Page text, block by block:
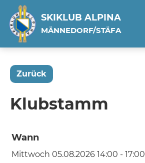
SKIKLUB ALPINA
MÄNNEDORF/STÄFA
Zurück
Klubstamm
Wann
Mittwoch 05.08.2026 14:00 - 17:00